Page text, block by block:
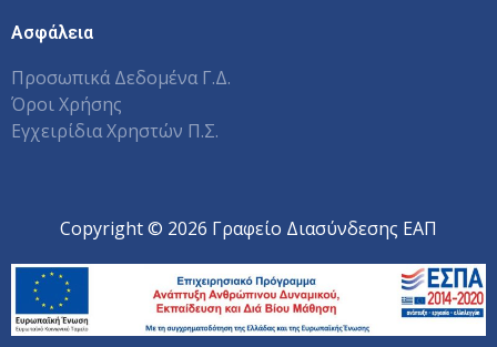
Ασφάλεια
Προσωπικά Δεδομένα Γ.Δ.
Όροι Χρήσης
Εγχειρίδια Χρηστών Π.Σ.
Copyright © 2026 Γραφείο Διασύνδεσης ΕΑΠ